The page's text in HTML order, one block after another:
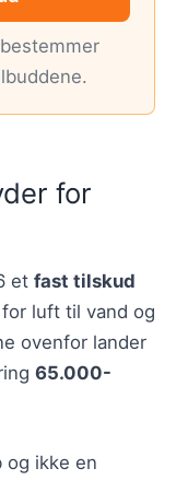
for
et fast tilskud
luft til vand og
ovenfor lander
65.000-
og ikke en